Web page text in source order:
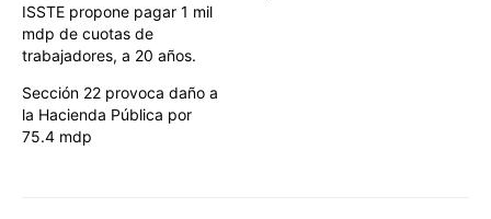
ISSTE propone pagar 1 mil
mdp de cuotas de
trabajadores, a 20 años.
Sección 22 provoca daño a
la Hacienda Pública por
75.4 mdp